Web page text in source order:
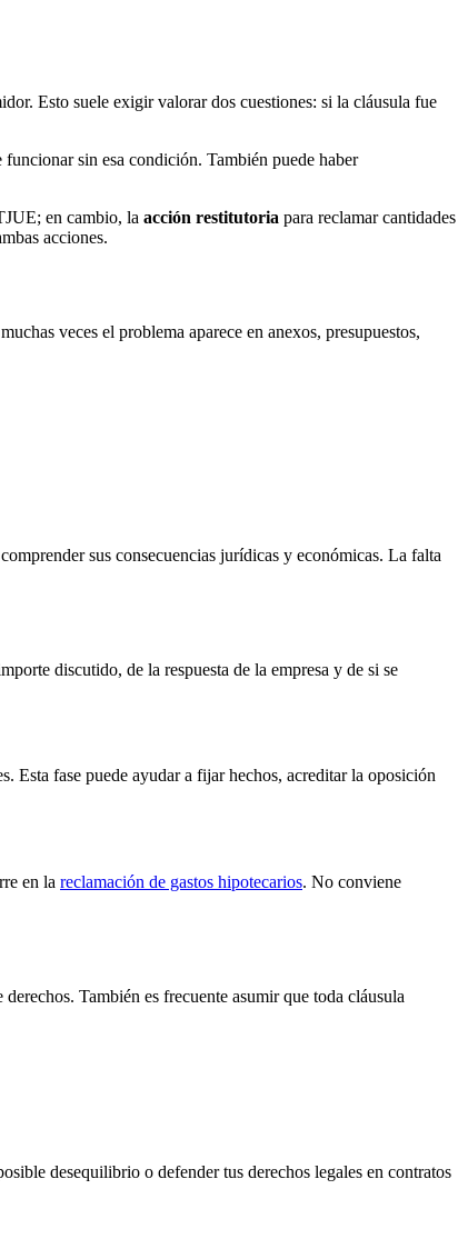
Esto suele exigir valorar dos cuestiones: si la cláusula fue
sin esa condición. También puede haber
en cambio, la acción restitutoria para reclamar cantidades
acciones.
veces el problema aparece en anexos, presupuestos,
sus consecuencias jurídicas y económicas. La falta
discutido, de la respuesta de la empresa y de si se
Esta fase puede ayudar a fijar hechos, acreditar la oposición
en la reclamación de gastos hipotecarios. No conviene
También es frecuente asumir que toda cláusula
desequilibrio o defender tus derechos legales en contratos